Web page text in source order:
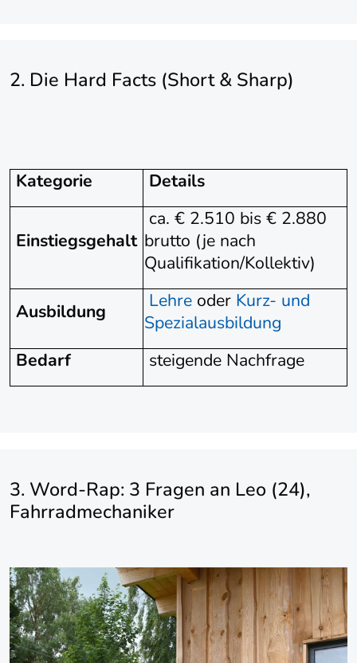
2. Die Hard Facts (Short & Sharp)
Kategorie Details
Einstiegsgehalt
ca. € 2.510 bis € 2.880
brutto (je nach
Qualifikation/Kollektiv)
Ausbildung Lehre oder Kurz- und
Spezialausbildung
Bedarf
steigende Nachfrage
3. Word-Rap: 3 Fragen an Leo (24),
Fahrradmechaniker